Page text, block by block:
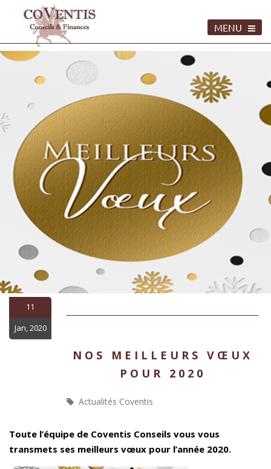
11
Jan, 2020
NOS MEILLEURS VŒUX
POUR 2020
Actualités Coventis
Toute l’équipe de Coventis Conseils vous vous
transmets ses meilleurs vœux pour l’année 2020.